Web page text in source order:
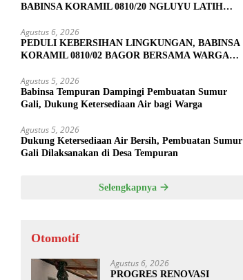
BABINSA KORAMIL 0810/20 NGLUYU LATIH
Agustus 6, 2026
PEDULI KEBERSIHAN LINGKUNGAN, BABINSA
KORAMIL 0810/02 BAGOR BERSAMA WARGA
Agustus 5, 2026
Babinsa Tempuran Dampingi Pembuatan Sumur
Gali, Dukung Ketersediaan Air bagi Warga
Agustus 5, 2026
Dukung Ketersediaan Air Bersih, Pembuatan Sumur
Gali Dilaksanakan di Desa Tempuran
Selengkapnya
Otomotif
Agustus 6, 2026
PROGRES RENOVASI